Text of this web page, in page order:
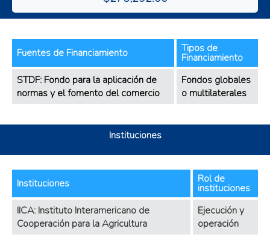
Fuentes de Financiamiento Tipos de
Financiamiento
STDF: Fondo para la aplicación de
normas y el fomento del comercio
Fondos globales
o multilaterales
Instituciones
Instituciones Rol de
instituciones
IICA: Instituto Interamericano de
Cooperación para la Agricultura
Ejecución y
operación